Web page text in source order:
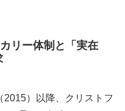
リー体制と「実在
）以降、クリストフ